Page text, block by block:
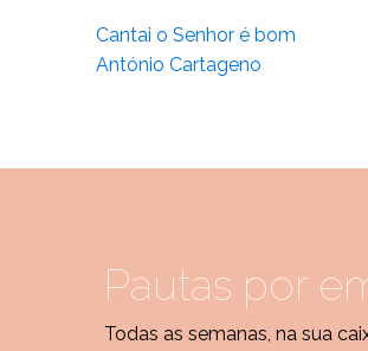
Cantai o Senhor é bom
António Cartageno
Pautas por
Todas as semanas, na sua